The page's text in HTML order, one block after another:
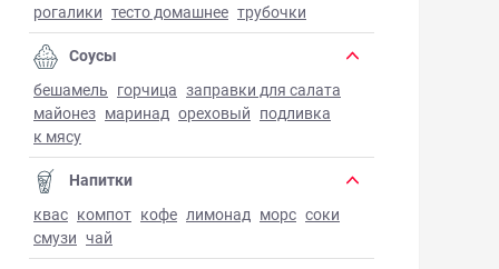
рогалики тесто домашнее трубочки
Соусы
бешамель горчица заправки для салата
майонез маринад ореховый подливка
к мясу
Напитки
квас компот кофе лимонад морс соки
смузи чай